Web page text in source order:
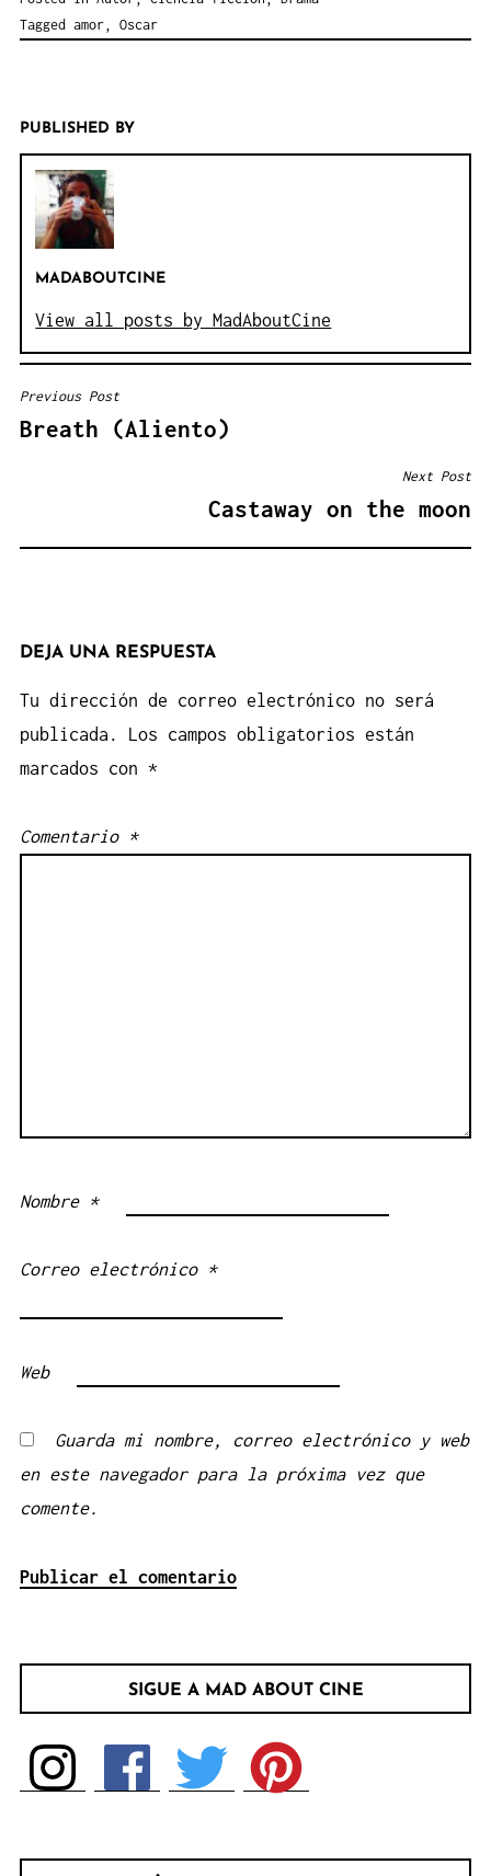
Tagged amor, Oscar
PUBLISHED BY
MADABOUTCINE
View all posts by MadAboutCine
NAVEGACIÓN
DE
Previous Post
Breath (Aliento)
Next Post
Castaway on the moon
DEJA UNA RESPUESTA
Tu dirección de correo electrónico no será
publicada.
Los campos obligatorios están
marcados con *
Comentario *
Nombre *
Correo electrónico *
Web
Guarda mi nombre, correo electrónico y web
en este navegador para la próxima vez que
comente.
SIGUE A MAD ABOUT CINE